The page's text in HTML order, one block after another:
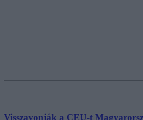
Visszavonják a CEU-t